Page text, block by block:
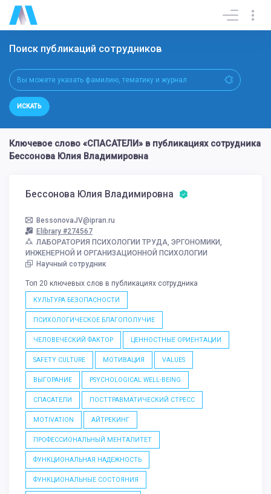
Поиск публикаций сотрудников
ИСКАТЬ
Ключевое слово «СПАСАТЕЛИ» в публикациях сотрудника
Бессонова Юлия Владимировна
Бессонова Юлия Владимировна
BessonovaJV@ipran.ru
Elibrary #274567
ЛАБОРАТОРИЯ ПСИХОЛОГИИ ТРУДА, ЭРГОНОМИКИ,
ИНЖЕНЕРНОЙ И ОРГАНИЗАЦИОННОЙ ПСИХОЛОГИИ
Научный сотрудник
Топ 20 ключевых слов в публикациях сотрудника
КУЛЬТУРА БЕЗОПАСНОСТИ
ПСИХОЛОГИЧЕСКОЕ БЛАГОПОЛУЧИЕ
ЧЕЛОВЕЧЕСКИЙ ФАКТОР ЦЕННОСТНЫЕ ОРИЕНТАЦИИ
SAFETY CULTURE МОТИВАЦИЯ VALUES
ВЫГОРАНИЕ PSYCHOLOGICAL WELL-BEING
СПАСАТЕЛИ ПОСТТРАВМАТИЧЕСКИЙ СТРЕСС
MOTIVATION АЙТРЕКИНГ
ПРОФЕССИОНАЛЬНЫЙ МЕНТАЛИТЕТ
ФУНКЦИОНАЛЬНАЯ НАДЕЖНОСТЬ
ФУНКЦИОНАЛЬНЫЕ СОСТОЯНИЯ